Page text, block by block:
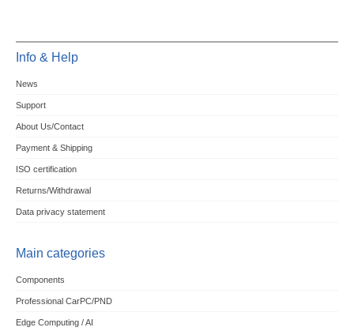
Info & Help
News
Support
About Us/Contact
Payment & Shipping
ISO certification
Returns/Withdrawal
Data privacy statement
Main categories
Components
Professional CarPC/PND
Edge Computing / AI